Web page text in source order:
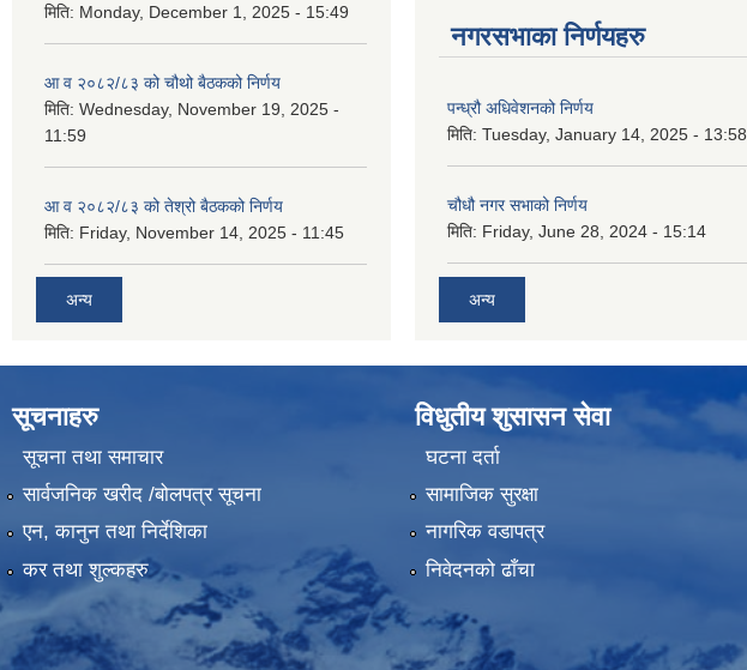
मिति: Monday, December 1, 2025 - 15:49
आ व २०८२/८३ को चौथो बैठकको निर्णय
मिति: Wednesday, November 19, 2025 -
11:59
आ व २०८२/८३ को तेश्रो बैठकको निर्णय
मिति: Friday, November 14, 2025 - 11:45
अन्य
नगरसभाका निर्णयहरु
पन्ध्रौ अधिवेशनको निर्णय
मिति: Tuesday, January 14, 2025 - 13:58
चौधौ नगर सभाको निर्णय
मिति: Friday, June 28, 2024 - 15:14
अन्य
सूचनाहरु
सूचना तथा समाचार
सार्वजनिक खरीद /बोलपत्र सूचना
एन, कानुन तथा निर्देशिका
कर तथा शुल्कहरु
विधुतीय शुसासन सेवा
घटना दर्ता
सामाजिक सुरक्षा
नागरिक वडापत्र
निवेदनको ढाँचा